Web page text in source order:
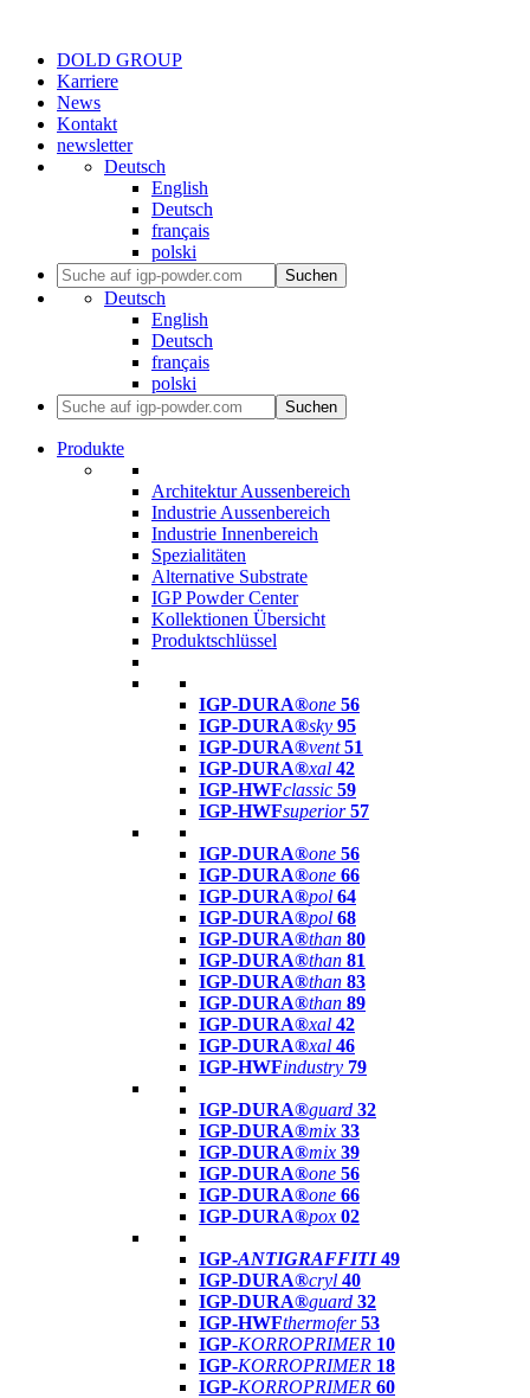
DOLD GROUP
Karriere
News
Kontakt
newsletter
Deutsch
English
Deutsch
français
polski
Suchen
Deutsch
English
Deutsch
français
polski
Suchen
Produkte
Architektur Aussenbereich
Industrie Aussenbereich
Industrie Innenbereich
Spezialitäten
Alternative Substrate
IGP Powder Center
Kollektionen Übersicht
Produktschlüssel
IGP-DURA®one 56
IGP-DURA®sky 95
IGP-DURA®vent 51
IGP-DURA®xal 42
IGP-HWFclassic 59
IGP-HWFsuperior 57
IGP-DURA®one 56
IGP-DURA®one 66
IGP-DURA®pol 64
IGP-DURA®pol 68
IGP-DURA®than 80
IGP-DURA®than 81
IGP-DURA®than 83
IGP-DURA®than 89
IGP-DURA®xal 42
IGP-DURA®xal 46
IGP-HWFindustry 79
IGP-DURA®guard 32
IGP-DURA®mix 33
IGP-DURA®mix 39
IGP-DURA®one 56
IGP-DURA®one 66
IGP-DURA®pox 02
IGP-ANTIGRAFFITI49
IGP-DURA®cryl 40
IGP-DURA®guard 32
IGP-HWFthermofer 53
IGP-KORROPRIMER 10
IGP-KORROPRIMER 18
IGP-KORROPRIMER 60